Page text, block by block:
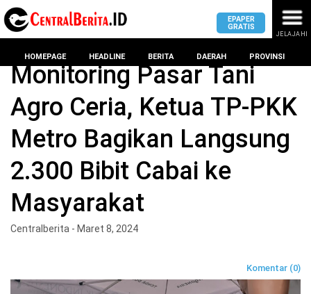
MASUK
KOTA
BANDAR
LAMPUNG
PESAWARAN
DPRD
PROVINSI
LAMPUNG
LAMPUNG
SUMSEL
EPAPER
GRATIS
JELAJAHI
HOMEPAGE HEADLINE BERITA DAERAH PROVINSI
Monitoring Pasar Tani
Agro Ceria, Ketua TP-PKK
Metro Bagikan Langsung
2.300 Bibit Cabai ke
Masyarakat
Centralberita - Maret 8, 2024
Komentar (0)